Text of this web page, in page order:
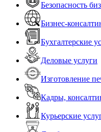
Безопасность
Бизнес-
Бухгалтерские
Деловые услуги
Изготовление
Кадры,
Курьерские